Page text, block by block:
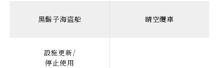
黑鬍子海盜船 晴空纜車
設施更新/
停止使用